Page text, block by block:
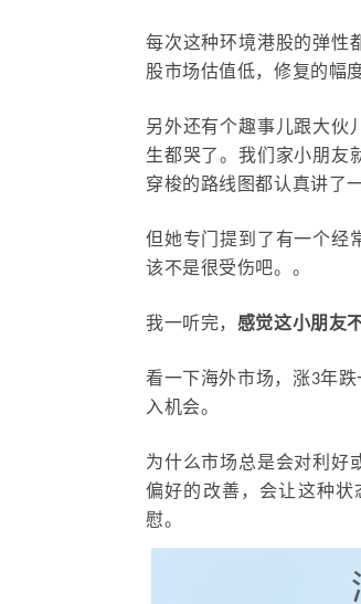
每次这种环境港股的弹性
股市场估值低，修复的幅
另外还有个趣事儿跟大伙
生都哭了。我们家小朋友
穿梭的路线图都认真讲了
但她专门提到了有一个经
该不是很受伤吧。。
我一听完， 感觉这小朋友
看一下海外市场，涨3年
入机会。
为什么市场总是会对利好
偏好的改善，会让这种
慰。